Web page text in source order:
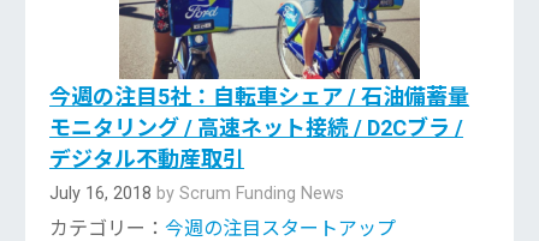
今週の注目5社：自転車シェア / 石油備蓄量
モニタリング / 高速ネット接続 / D2Cブラ /
デジタル不動産取引
July 16, 2018 by Scrum Funding News
カテゴリー：今週の注目スタートアップ